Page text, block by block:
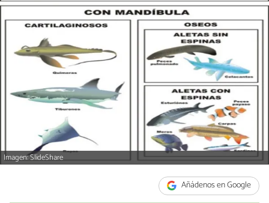
Imagen: SlideShare
Añádenos en Google